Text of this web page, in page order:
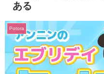
ある
Potora